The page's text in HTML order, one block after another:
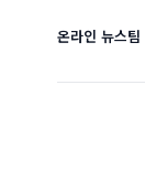
온라인 뉴스팀